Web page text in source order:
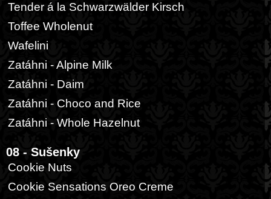
Tender á la Schwarzwälder Kirsch
Toffee Wholenut
Wafelini
Zatáhni - Alpine Milk
Zatáhni - Daim
Zatáhni - Choco and Rice
Zatáhni - Whole Hazelnut
08 - Sušenky
Cookie Nuts
Cookie Sensations Oreo Creme